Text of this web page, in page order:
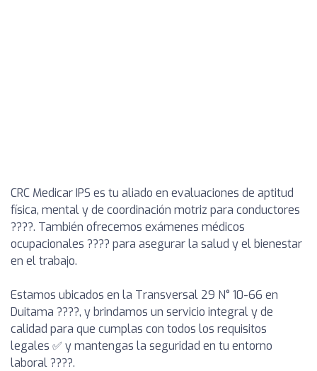
CRC Medicar IPS es tu aliado en evaluaciones de aptitud
física, mental y de coordinación motriz para conductores
????. También ofrecemos exámenes médicos
ocupacionales ???? para asegurar la salud y el bienestar
en el trabajo.
Estamos ubicados en la Transversal 29 N° 10-66 en
Duitama ????, y brindamos un servicio integral y de
calidad para que cumplas con todos los requisitos
legales ✅ y mantengas la seguridad en tu entorno
laboral ????.